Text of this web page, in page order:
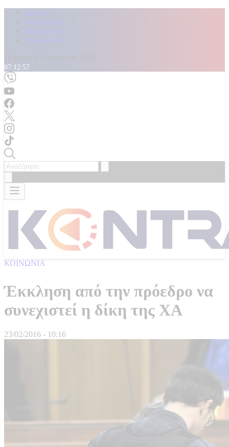
Αρχική
Kontra Live
Καταγγελίες
Επικοινωνία
07:12:59
ΚΟΙΝΩΝΙΑ
Έκκληση από την πρόεδρο να
συνεχιστεί η δίκη της ΧΑ
23/02/2016 - 10:16